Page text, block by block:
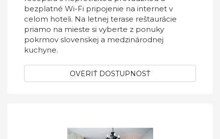
bezplatné Wi-Fi pripojenie na internet v
celom hoteli. Na letnej terase reštaurácie
priamo na mieste si vyberte z ponuky
pokrmov slovenskej a medzinárodnej
kuchyne.
OVERIŤ DOSTUPNOSŤ